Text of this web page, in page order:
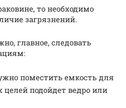
то необходимо
загрязнений.
главное, следовать
поместить емкость для
подойдет ведро или